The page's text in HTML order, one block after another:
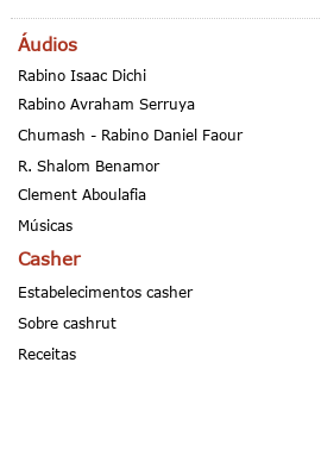
Áudios
Rabino Isaac Dichi
Rabino Avraham Serruya
Chumash - Rabino Daniel Faour
R. Shalom Benamor
Clement Aboulafia
Músicas
Casher
Estabelecimentos casher
Sobre cashrut
Receitas